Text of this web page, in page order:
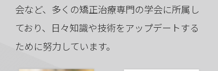
会など、多くの矯正治療専門の学会に所属し
ており、日々知識や技術をアップデートする
ために努力しています。